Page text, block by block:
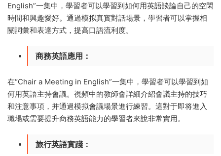
English”一集中，學習者可以學習到如何用英語談論自己的空閑
時間和興趣愛好。通過模拟真實對話場景，學習者可以掌握相
關詞彙和表達方式，提高口語流利度。
商務英語應用 ：
在“Chair a Meeting in English”一集中，學習者可以學習到如
何用英語主持會議。視頻中的教師會詳細介紹會議主持的技巧
和注意事項，并通過模拟會議場景進行練習。這對于即将進入
職場或需要提升商務英語能力的學習者來說非常實用。
旅行英語實踐 ：